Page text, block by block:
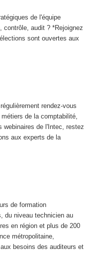
de l'équipe
contrôle, audit ? *Rejoignez
sont ouvertes aux
rendez-vous
de la comptabilité,
webinaires de l'Intec, restez
aux experts de la
de formation
du niveau technicien au
en région et plus de 200
métropolitaine,
besoins des auditeurs et